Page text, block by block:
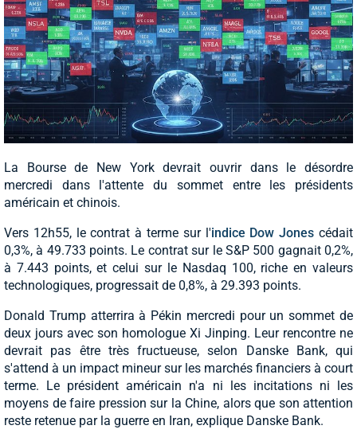
La Bourse de New York devrait ouvrir dans le désordre
mercredi dans l'attente du sommet entre les présidents
américain et chinois.
Vers 12h55, le contrat à terme sur l'indice Dow Jones cédait
0,3%, à 49.733 points. Le contrat sur le S&P 500 gagnait 0,2%,
à 7.443 points, et celui sur le Nasdaq 100, riche en valeurs
technologiques, progressait de 0,8%, à 29.393 points.
Donald Trump atterrira à Pékin mercredi pour un sommet de
deux jours avec son homologue Xi Jinping. Leur rencontre ne
devrait pas être très fructueuse, selon Danske Bank, qui
s'attend à un impact mineur sur les marchés financiers à court
terme. Le président américain n'a ni les incitations ni les
moyens de faire pression sur la Chine, alors que son attention
reste retenue par la guerre en Iran, explique Danske Bank.